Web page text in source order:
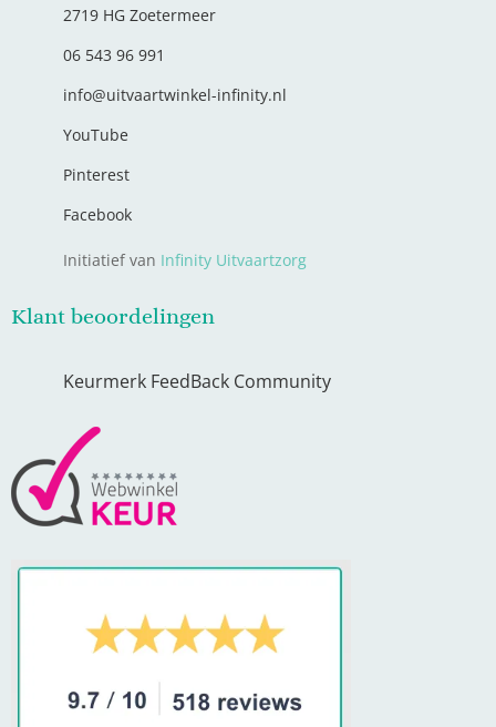
2719 HG Zoetermeer
06 543 96 991
info@uitvaartwinkel-infinity.nl
YouTube
Pinterest
Facebook
Initiatief van Infinity Uitvaartzorg
Klant beoordelingen
Keurmerk FeedBack Community